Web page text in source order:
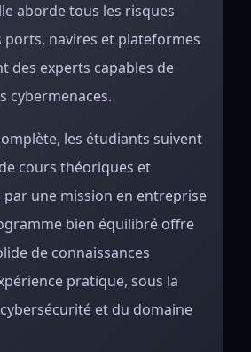
aborde tous les risques
ports, navires et plateformes
des experts capables de
cybermenaces.
les étudiants suivent
cours théoriques et
une mission en entreprise
bien équilibré offre
de connaissances
pratique, sous la
et du domaine